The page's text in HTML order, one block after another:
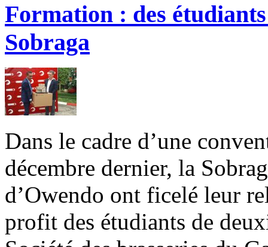
Formation : des
Sobraga
Dans le cadre d’une
décembre dernier, la
d’Owendo ont ficelé leur
profit des étudiants de